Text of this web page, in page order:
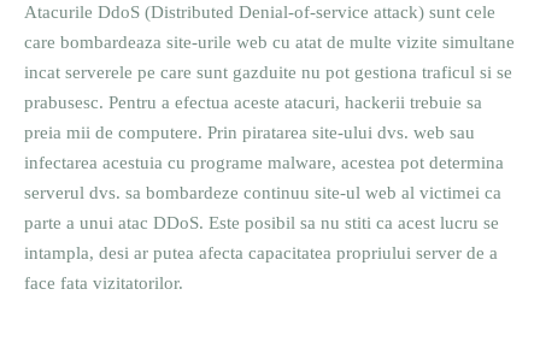
Atacurile DdoS (Distributed Denial-of-service attack) sunt cele
care bombardeaza site-urile web cu atat de multe vizite simultane
incat serverele pe care sunt gazduite nu pot gestiona traficul si se
prabusesc. Pentru a efectua aceste atacuri, hackerii trebuie sa
preia mii de computere. Prin piratarea site-ului dvs. web sau
infectarea acestuia cu programe malware, acestea pot determina
serverul dvs. sa bombardeze continuu site-ul web al victimei ca
parte a unui atac DDoS. Este posibil sa nu stiti ca acest lucru se
intampla, desi ar putea afecta capacitatea propriului server de a
face fata vizitatorilor.